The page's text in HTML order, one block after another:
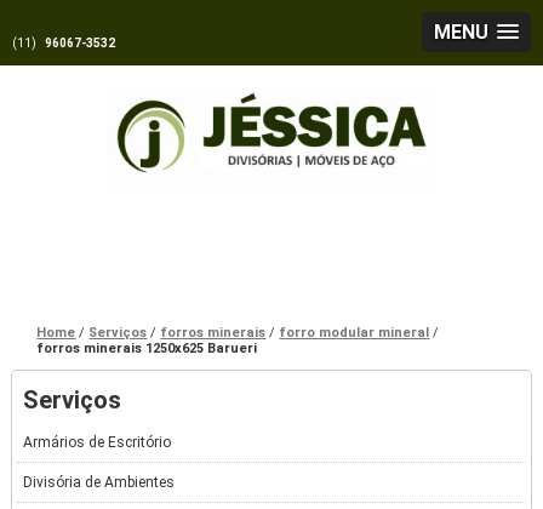
MENU
(11) 96067-3532
Home Serviços forros minerais
forro modular mineral
forros minerais 1250x625 Barueri
Serviços
Armários de Escritório
Divisória de Ambientes